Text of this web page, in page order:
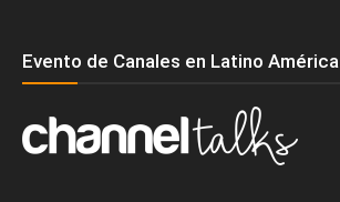
Evento de Canales en Latino América